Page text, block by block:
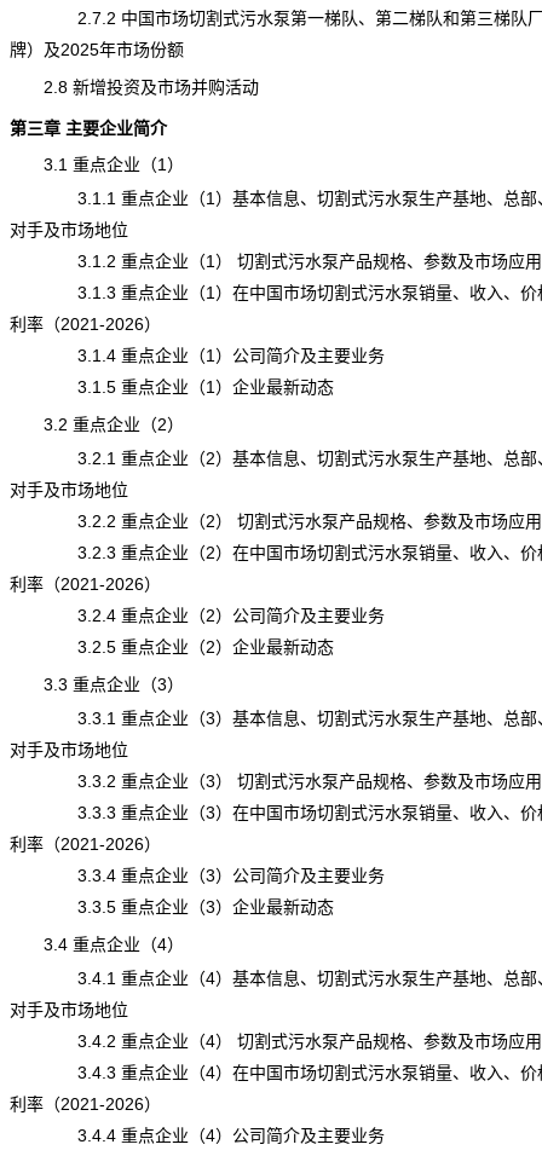
2.7.2 中国市场切割式污水泵第一梯队、第二梯队和第三梯队
牌）及2025年市场份额
2.8 新增投资及市场并购活动
第三章 主要企业简介
3.1 重点企业（1）
3.1.1 重点企业（1）基本信息、切割式污水泵生产基地、总部
对手及市场地位
3.1.2 重点企业（1） 切割式污水泵产品规格、参数及市场应用
3.1.3 重点企业（1）在中国市场切割式污水泵销量、收入、价
利率（2021-2026）
3.1.4 重点企业（1）公司简介及主要业务
3.1.5 重点企业（1）企业最新动态
3.2 重点企业（2）
3.2.1 重点企业（2）基本信息、切割式污水泵生产基地、总部
对手及市场地位
3.2.2 重点企业（2） 切割式污水泵产品规格、参数及市场应用
3.2.3 重点企业（2）在中国市场切割式污水泵销量、收入、价
利率（2021-2026）
3.2.4 重点企业（2）公司简介及主要业务
3.2.5 重点企业（2）企业最新动态
3.3 重点企业（3）
3.3.1 重点企业（3）基本信息、切割式污水泵生产基地、总部
对手及市场地位
3.3.2 重点企业（3） 切割式污水泵产品规格、参数及市场应用
3.3.3 重点企业（3）在中国市场切割式污水泵销量、收入、价
利率（2021-2026）
3.3.4 重点企业（3）公司简介及主要业务
3.3.5 重点企业（3）企业最新动态
3.4 重点企业（4）
3.4.1 重点企业（4）基本信息、切割式污水泵生产基地、总部
对手及市场地位
3.4.2 重点企业（4） 切割式污水泵产品规格、参数及市场应用
3.4.3 重点企业（4）在中国市场切割式污水泵销量、收入、价
利率（2021-2026）
3.4.4 重点企业（4）公司简介及主要业务